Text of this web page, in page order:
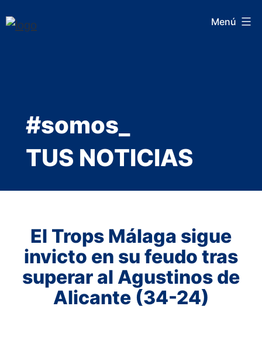
al
Menú
#somos_
TUS NOTICIAS
El Trops Málaga sigue
invicto en su feudo tras
superar al Agustinos de
Alicante (34-24)